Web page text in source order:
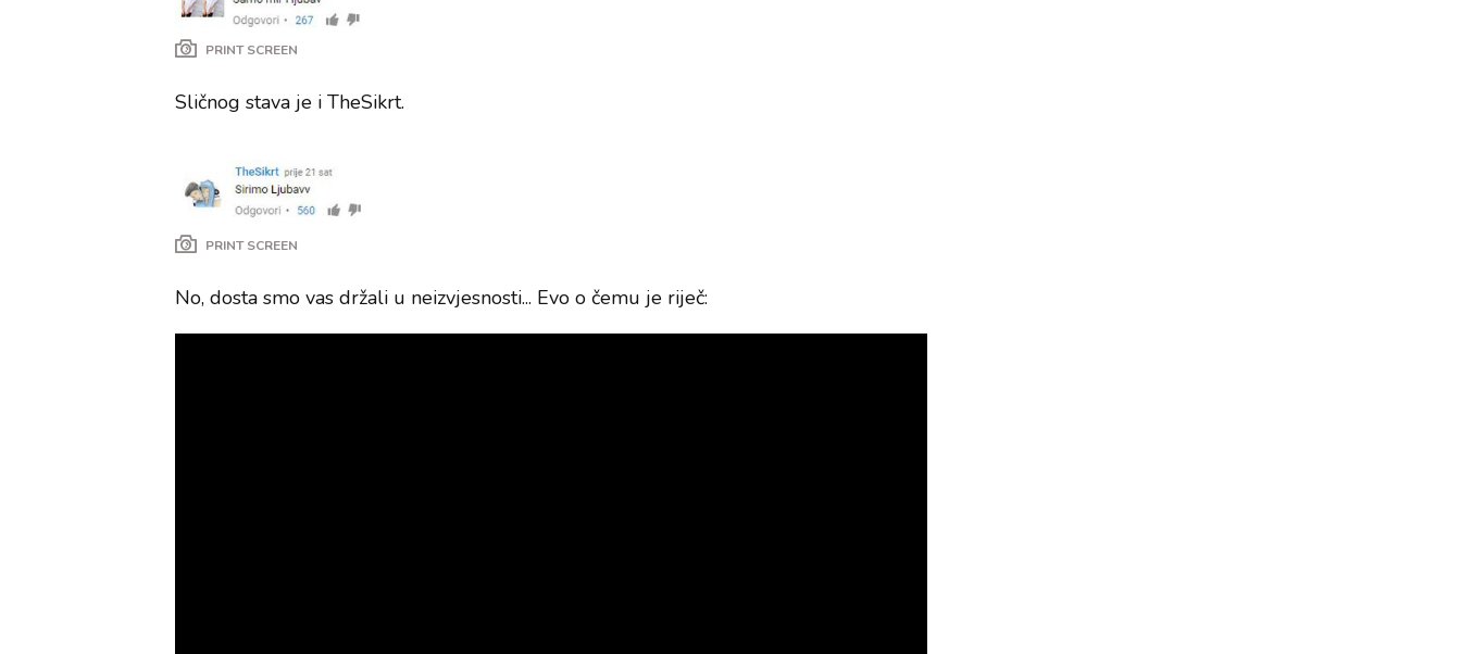
PRINT SCREEN
Sličnog stava je i TheSikrt.
PRINT SCREEN
No, dosta smo vas držali u neizvjesnosti... Evo o čemu je riječ: